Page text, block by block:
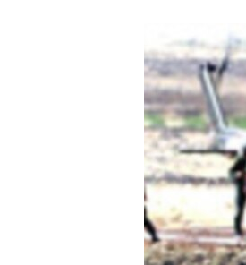
ЫҢГАЙСЫЗ СУРООЛОР